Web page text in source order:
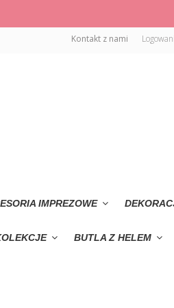
Kontakt z nami
IMPREZOWE
BUTLA Z HELEM